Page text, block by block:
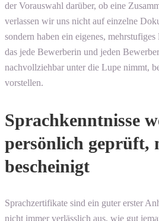
der Vorauswahl darüber, ob eine
verlassen wir uns nicht auf einzelne
sondern haben ein eigenes,
das jede Bewerberin und jeden
nachvollziehbar unter die Lupe nimmt,
vorstellen.
Sprachkenntnisse
persönlich geprüft,
bescheinigt
Sprachzertifikate sind ein guter erster
nicht immer verlässlich aus, wie gut